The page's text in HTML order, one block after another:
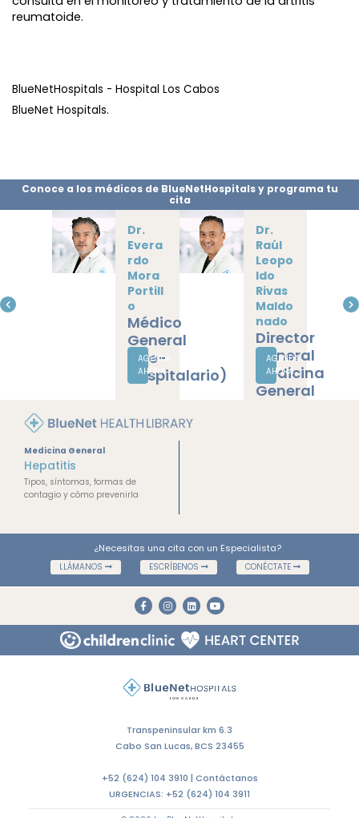
reumatoide.
BlueNetHospitals - Hospital Los Cabos
BlueNet Hospitals.
Conoce a los médicos de BlueNetHospitals y programa tu
cita
Dr.
Jesús
Solé
Camp
oy
Médico
General
(Pre-
Hospitalario)
AGENDA
AHORA
Dr.
Daniel
Omar
Rodrí
guez
Pérez
Cardiólogo
Médico
Internista
AGENDA
AHORA
Medicina General
Hepatitis
Tipos, síntomas, formas de
contagio y cómo prevenirla
¿Necesitas una cita con un Especialista?
LLÁMANOS ESCRÍBENOS CONÉCTATE
Transpeninsular km 6.3
+52 (624) 104 3910 |Contáctanos
© 2026 by BlueNetHospitals
Derechos y políticas del paciente|